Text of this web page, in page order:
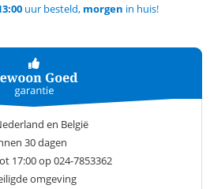
uur besteld, morgen in huis!
en België
30 dagen
17:00 op 024-7853362
omgeving